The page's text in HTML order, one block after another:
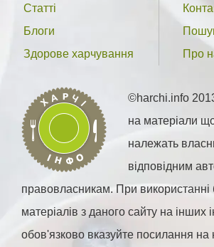
Статті
Блоги
Здорове харчування
Про
©harchi.info
на матеріали
належать
відповідним
правовласникам. При використанні
матеріалів з даного сайту на інших
обов'язково вказуйте посилання на